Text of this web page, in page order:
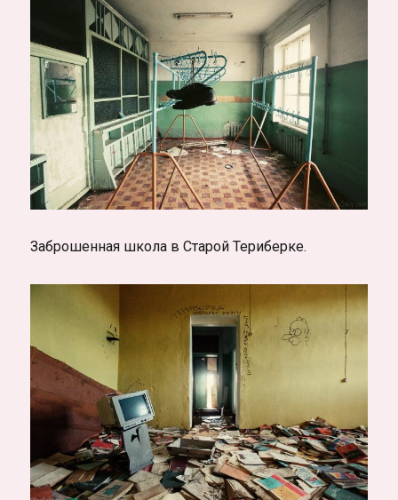
Заброшенная школа в Старой Териберке.